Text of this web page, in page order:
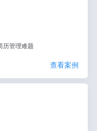
历管理难题
查看案例